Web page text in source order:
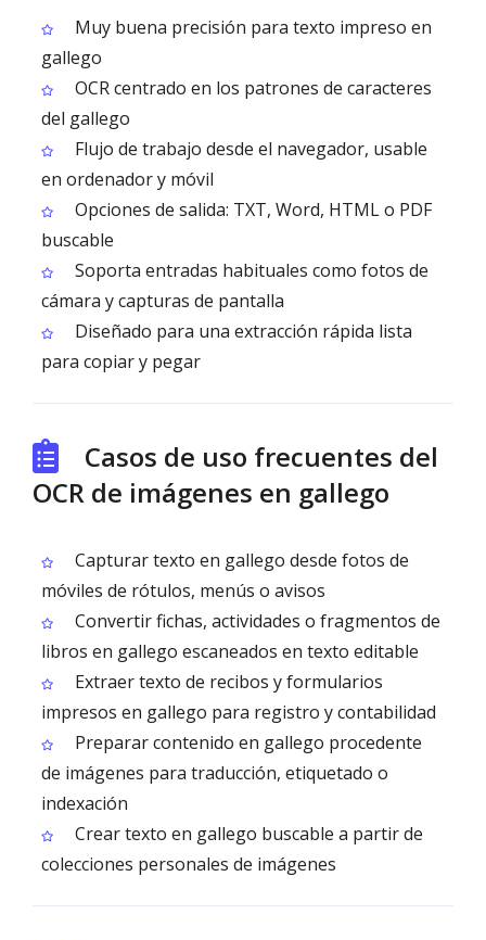
Muy buena precisión para texto impreso en
gallego
OCR centrado en los patrones de caracteres
del gallego
Flujo de trabajo desde el navegador, usable
en ordenador y móvil
Opciones de salida: TXT, Word, HTML o PDF
buscable
Soporta entradas habituales como fotos de
cámara y capturas de pantalla
Diseñado para una extracción rápida lista
para copiar y pegar
Casos de uso frecuentes del
OCR de imágenes en gallego
Capturar texto en gallego desde fotos de
móviles de rótulos, menús o avisos
Convertir fichas, actividades o fragmentos de
libros en gallego escaneados en texto editable
Extraer texto de recibos y formularios
impresos en gallego para registro y contabilidad
Preparar contenido en gallego procedente
de imágenes para traducción, etiquetado o
indexación
Crear texto en gallego buscable a partir de
colecciones personales de imágenes